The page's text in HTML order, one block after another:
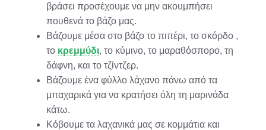
βράσει προσέχουμε να μην ακουμπήσει
πουθενά το βάζο μας.
Βάζουμε μέσα στο βάζο το πιπέρι, το σκόρδο ,
το κρεμμύδι, το κύμινο, το μαραθόσπορο, τη
δάφνη, και το τζίντζερ.
Βάζουμε ένα φύλλο λάχανο πάνω από τα
μπαχαρικά για να κρατήσει όλη τη μαρινάδα
κάτω.
Κόβουμε τα λαχανικά μας σε κομμάτια και